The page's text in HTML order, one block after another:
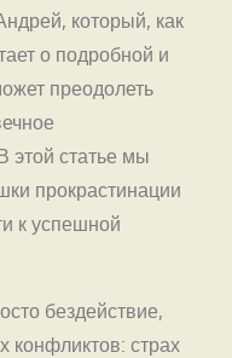
который, как
о подробной и
преодолеть
этой статье мы
прокрастинации
к успешной
бездействие,
конфликтов: страх